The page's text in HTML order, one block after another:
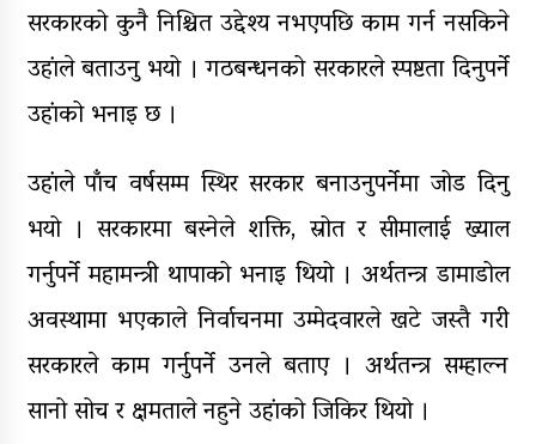
सरकारको कुनै निश्चित उद्देश्य नभएपछि काम गर्न नसकिने
उहांले बताउनु भयो । गठबन्धनको सरकारले स्पष्टता दिनुपर्ने
उहांको भनाइ छ ।
उहांले पाँच वर्षसम्म स्थिर सरकार बनाउनुपर्नेमा जोड दिनु
भयो । सरकारमा बस्नेले शक्ति, स्रोत र सीमालाई ख्याल
गर्नुपर्ने महामन्त्री थापाको भनाइ थियो । अर्थतन्त्र डामाडोल
अवस्थामा भएकाले निर्वाचनमा उम्मेदवारले खटे जस्तै गरी
सरकारले काम गर्नुपर्ने उनले बताए । अर्थतन्त्र सम्हाल्न
सानो सोच र क्षमताले नहुने उहांको जिकिर थियो ।